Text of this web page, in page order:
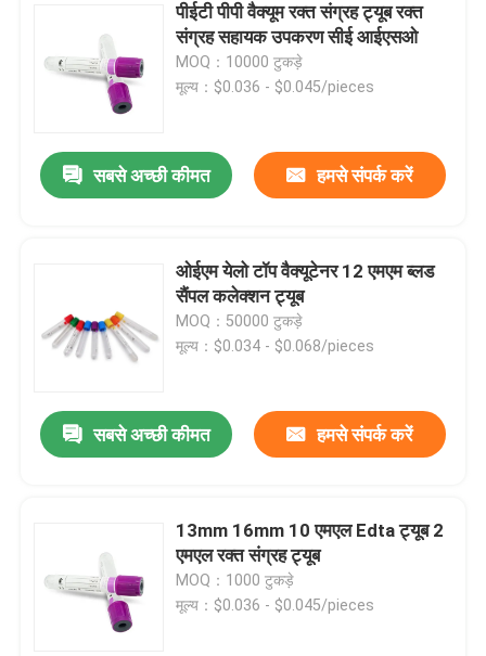
हमारे बारे में
पीईटी पीपी वैक्यूम रक्त संग्रह ट्यूब रक्त
संग्रह सहायक उपकरण सीई आईएसओ
MOQ：10000 टुकड़े
मूल्य：$0.036 - $0.045/pieces
सबसे अच्छी कीमत हमसे संपर्क करें
ओईएम येलो टॉप वैक्यूटेनर 12 एमएम ब्लड
सैंपल कलेक्शन ट्यूब
MOQ：50000 टुकड़े
मूल्य：$0.034 - $0.068/pieces
सबसे अच्छी कीमत हमसे संपर्क करें
13mm 16mm 10 एमएल Edta ट्यूब 2
एमएल रक्त संग्रह ट्यूब
MOQ：1000 टुकड़े
मूल्य：$0.036 - $0.045/pieces